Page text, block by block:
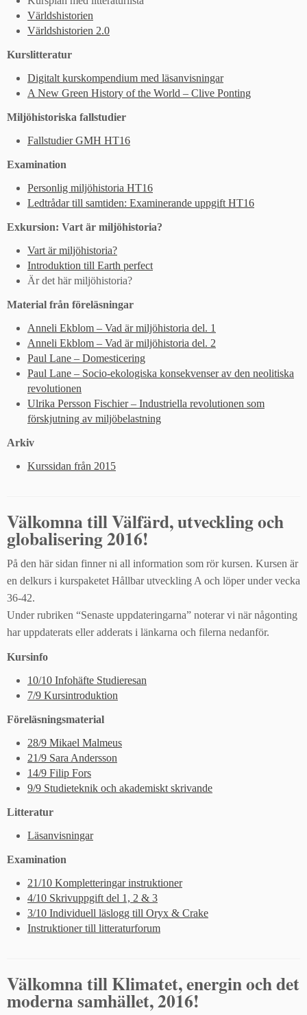
Världshistorien
Världshistorien 2.0
Kurslitteratur
Digitalt kurskompendium med läsanvisningar
A New Green History of the World – Clive Ponting
Miljöhistoriska fallstudier
Fallstudier GMH HT16
Examination
Personlig miljöhistoria HT16
Ledtrådar till samtiden: Examinerande uppgift HT16
Exkursion: Vart är miljöhistoria?
Vart är miljöhistoria?
Introduktion till Earth perfect
Är det här miljöhistoria?
Material från föreläsningar
Anneli Ekblom – Vad är miljöhistoria del. 1
Anneli Ekblom – Vad är miljöhistoria del. 2
Paul Lane – Domesticering
Paul Lane – Socio-ekologiska konsekvenser av den neolitiska
revolutionen
Ulrika Persson Fischier – Industriella revolutionen som
förskjutning av miljöbelastning
Arkiv
Kurssidan från 2015
Välkomna till Välfärd, utveckling och
globalisering 2016!
På den här sidan finner ni all information som rör kursen. Kursen är
en delkurs i kurspaketet Hållbar utveckling A och löper under vecka
36-42.
Under rubriken “Senaste uppdateringarna” noterar vi när någonting
har uppdaterats eller adderats i länkarna och filerna nedanför.
Kursinfo
10/10 Infohäfte Studieresan
7/9 Kursintroduktion
Föreläsningsmaterial
28/9 Mikael Malmeus
21/9 Sara Andersson
14/9 Filip Fors
9/9 Studieteknik och akademiskt skrivande
Litteratur
Läsanvisningar
Examination
21/10 Kompletteringar instruktioner
4/10 Skrivuppgift del 1, 2 & 3
3/10 Individuell läslogg till Oryx & Crake
Instruktioner till litteraturforum
Välkomna till Klimatet, energin och det
moderna samhället, 2016!